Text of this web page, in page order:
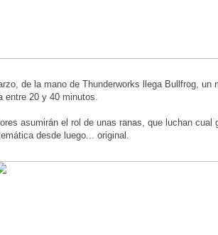
de la mano de Thunderworks llega Bullfrog, un
entre 20 y 40 minutos.
asumirán el rol de unas ranas, que luchan cual
desde luego... original.